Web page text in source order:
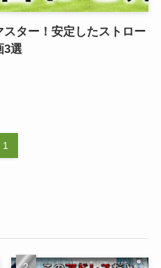
ター！安定したストロー
3選
1